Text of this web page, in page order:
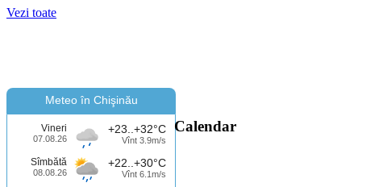
Vezi toate
Meteo în Chişinău
Vineri
07.08.26
+23..+32°C
Vînt 3.9m/s
Sîmbătă
08.08.26
+22..+30°C
Vînt 6.1m/s
Calendar